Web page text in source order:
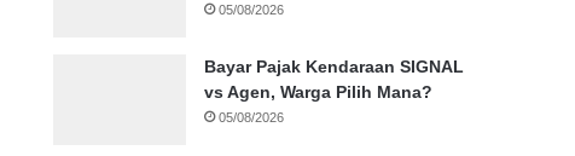
05/08/2026
Bayar Pajak Kendaraan SIGNAL
vs Agen, Warga Pilih Mana?
05/08/2026